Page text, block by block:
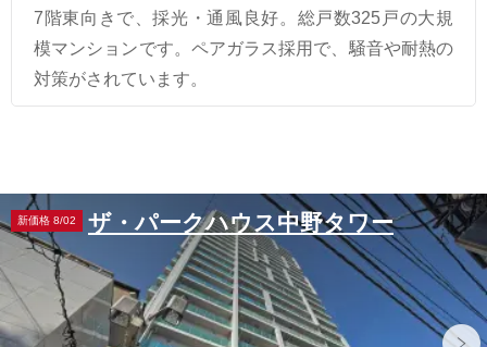
7階東向きで、採光・通風良好。総戸数325戸の大規
模マンションです。ペアガラス採用で、騒音や耐熱の
対策がされています。
新価格 8/02 ザ・パークハウス中野タワー